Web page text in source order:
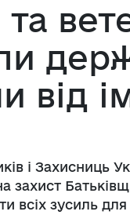
та
від
і Захисниць
захист
всіх зусиль